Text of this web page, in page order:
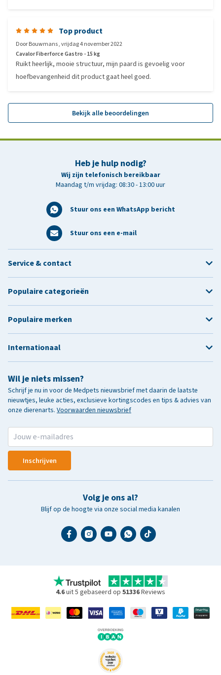
Top product
DoorBouwmans,vrijdag 4 november 2022
Cavalor Fiberforce Gastro - 15 kg
Ruikt heerlijk, mooie structuur, mijn paard is gevoelig voor
hoefbevangenheid dit product gaat heel goed.
Bekijk alle beoordelingen
Heb je hulp nodig?
Wij zijn telefonisch bereikbaar
Maandag t/m vrijdag: 08:30 - 13:00 uur
Stuur ons een WhatsApp bericht
Stuur ons een e-mail
Wil je niets missen?
Schrijf je nu in voor de Medpets nieuwsbrief met daarin de laatste
nieuwtjes, leuke acties, exclusieve kortingscodes en tips & advies van
onze dierenarts. Voorwaarden nieuwsbrief
Inschrijven
Volg je ons al?
Blijf op de hoogte via onze social media kanalen
Service & contact
Populaire categorieën
Populaire merken
Internationaal
4.6uit 5 gebaseerd op 51336Reviews